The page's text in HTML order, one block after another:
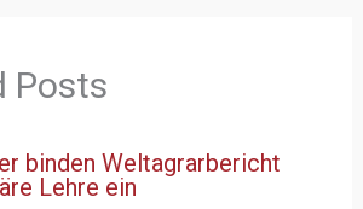
Posts
binden Weltagrarbericht
Lehre ein